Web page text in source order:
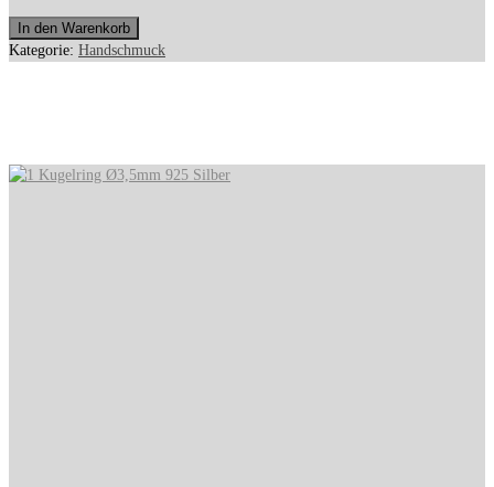
Stapelringe
und
In den Warenkorb
Kategorie: Handschmuck